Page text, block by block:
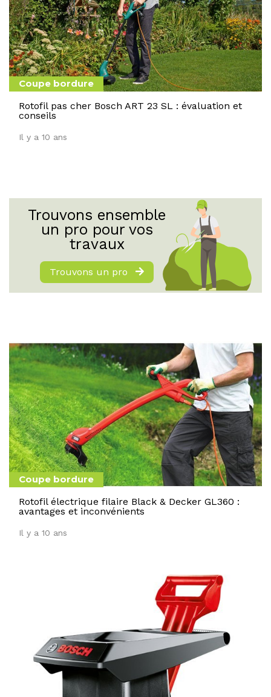
Coupe bordure
Rotofil pas cher Bosch ART 23 SL : évaluation et
conseils
Il y a 10 ans
Trouvons ensemble
un pro pour vos
travaux
Trouvons un pro
Coupe bordure
Rotofil électrique filaire Black & Decker GL360 :
avantages et inconvénients
Il y a 10 ans